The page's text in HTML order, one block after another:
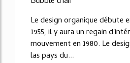
Le design organique débute
1955, il y aura un regain
mouvement en 1980. Le
las pays du...